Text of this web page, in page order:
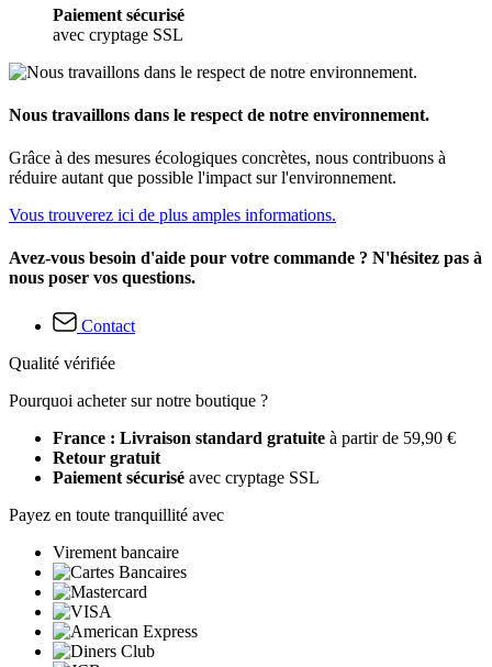
Paiement sécurisé
avec cryptage SSL
Nous travaillons dans le respect de notre environnement.
Grâce à des mesures écologiques concrètes, nous contribuons à
réduire autant que possible l'impact sur l'environnement.
Vous trouverez ici de plus amples informations.
Avez-vous besoin d'aide pour votre commande ? N'hésitez pas à
nous poser vos questions.
Contact
Qualité vérifiée
Pourquoi acheter sur notre boutique ?
France : Livraison standard gratuite à partir de 59,90 €
Retour gratuit
Paiement sécurisé avec cryptage SSL
Payez en toute tranquillité avec
Virement bancaire